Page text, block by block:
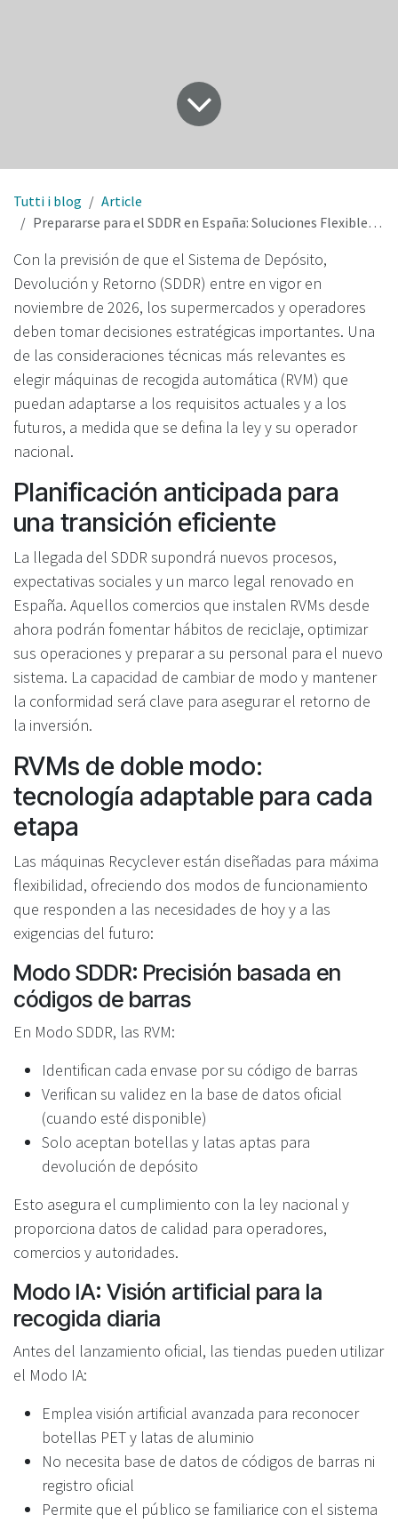
Tutti i blog
Article
Prepararse para el SDDR en España: Soluciones Flexibles de Máquinas de Recogida Automática
Con la previsión de que el Sistema de Depósito,
Devolución y Retorno (SDDR) entre en vigor en
noviembre de 2026, los supermercados y operadores
deben tomar decisiones estratégicas importantes. Una
de las consideraciones técnicas más relevantes es
elegir máquinas de recogida automática (RVM) que
puedan adaptarse a los requisitos actuales y a los
futuros, a medida que se defina la ley y su operador
nacional.
Planificación anticipada para
una transición eficiente
La llegada del SDDR supondrá nuevos procesos,
expectativas sociales y un marco legal renovado en
España. Aquellos comercios que instalen RVMs desde
ahora podrán fomentar hábitos de reciclaje, optimizar
sus operaciones y preparar a su personal para el nuevo
sistema. La capacidad de cambiar de modo y mantener
la conformidad será clave para asegurar el retorno de
la inversión.
RVMs de doble modo:
tecnología adaptable para cada
etapa
Las máquinas Recyclever están diseñadas para máxima
flexibilidad, ofreciendo dos modos de funcionamiento
que responden a las necesidades de hoy y a las
exigencias del futuro:
Modo SDDR: Precisión basada en
códigos de barras
En Modo SDDR, las RVM:
Identifican cada envase por su código de barras
Verifican su validez en la base de datos oficial
(cuando esté disponible)
Solo aceptan botellas y latas aptas para
devolución de depósito
Esto asegura el cumplimiento con la ley nacional y
proporciona datos de calidad para operadores,
comercios y autoridades.
Modo IA: Visión artificial para la
recogida diaria
Antes del lanzamiento oficial, las tiendas pueden utilizar
el Modo IA:
Emplea visión artificial avanzada para reconocer
botellas PET y latas de aluminio
No necesita base de datos de códigos de barras ni
registro oficial
Permite que el público se familiarice con el sistema